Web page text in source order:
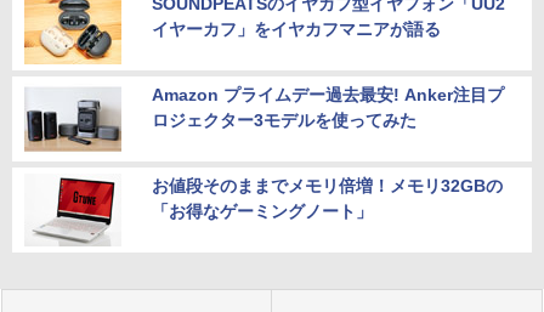
イヤーカフ」をイヤカフマニアが語る
Amazon プライムデー過去最安! Anker注目プ
ロジェクター3モデルを使ってみた
お値段そのままでメモリ倍増！メモリ32GBの
「お得なゲーミングノート」